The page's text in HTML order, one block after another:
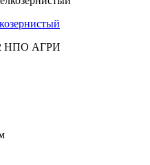
НПО АГРИ